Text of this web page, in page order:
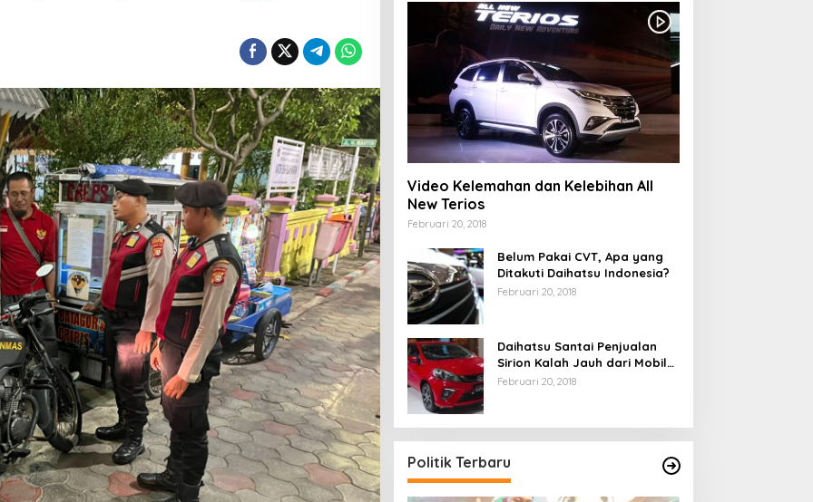
Video Kelemahan dan Kelebihan All
New Terios
Februari 20, 2018
Belum Pakai CVT, Apa yang
Ditakuti Daihatsu Indonesia?
Februari 20, 2018
Daihatsu Santai Penjualan
Sirion Kalah Jauh dari Mobil
LCGC
Februari 20, 2018
Politik Terbaru